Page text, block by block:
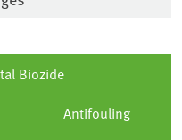
Biozide
Antifouling